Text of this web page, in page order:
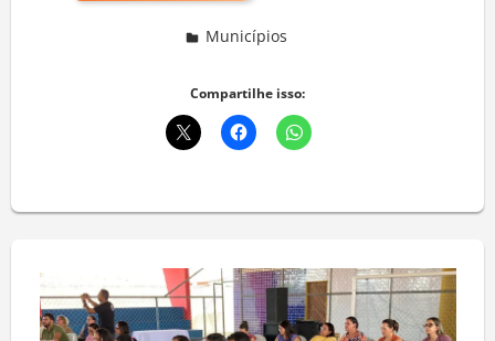
Municípios
Compartilhe isso: